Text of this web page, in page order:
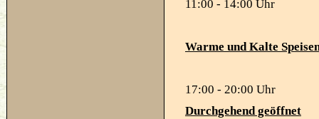
11:00 - 14:00 Uhr
Warme und Kalte
17:00 - 20:00 Uhr
Durchgehend geöffnet